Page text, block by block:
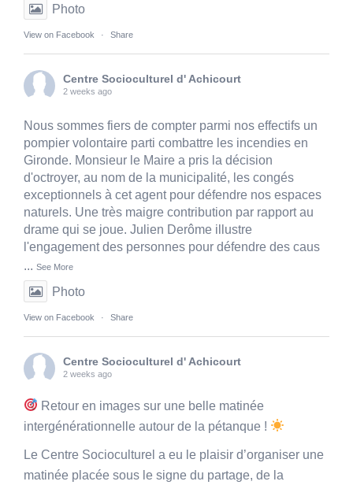
Photo
View on Facebook · Share
Centre Socioculturel d' Achicourt
2 weeks ago
Nous sommes fiers de compter parmi nos effectifs un
pompier volontaire parti combattre les incendies en
Gironde. Monsieur le Maire a pris la décision
d'octroyer, au nom de la municipalité, les congés
exceptionnels à cet agent pour défendre nos espaces
naturels. Une très maigre contribution par rapport au
drame qui se joue. Julien Derôme illustre
l'engagement des personnes pour défendre des caus
... See More
Photo
View on Facebook · Share
Centre Socioculturel d' Achicourt
2 weeks ago
Retour en images sur une belle matinée
intergénérationnelle autour de la pétanque !
Le Centre Socioculturel a eu le plaisir d’organiser une
matinée placée sous le signe du partage, de la